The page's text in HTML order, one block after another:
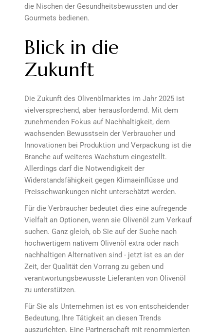
die Nischen der Gesundheitsbewussten und der
Gourmets bedienen.
Blick in die
Zukunft
Die Zukunft des Olivenölmarktes im Jahr 2025 ist
vielversprechend, aber herausfordernd. Mit dem
zunehmenden Fokus auf Nachhaltigkeit, dem
wachsenden Bewusstsein der Verbraucher und
Innovationen bei Produktion und Verpackung ist die
Branche auf weiteres Wachstum eingestellt.
Allerdings darf die Notwendigkeit der
Widerstandsfähigkeit gegen Klimaeinflüsse und
Preisschwankungen nicht unterschätzt werden.
Für die Verbraucher bedeutet dies eine aufregende
Vielfalt an Optionen, wenn sie Olivenöl zum Verkauf
suchen. Ganz gleich, ob Sie auf der Suche nach
hochwertigem nativem Olivenöl extra oder nach
nachhaltigen Alternativen sind - jetzt ist es an der
Zeit, der Qualität den Vorrang zu geben und
verantwortungsbewusste Lieferanten von Olivenöl
zu unterstützen.
Für Sie als Unternehmen ist es von entscheidender
Bedeutung, Ihre Tätigkeit an diesen Trends
auszurichten. Eine Partnerschaft mit renommierten